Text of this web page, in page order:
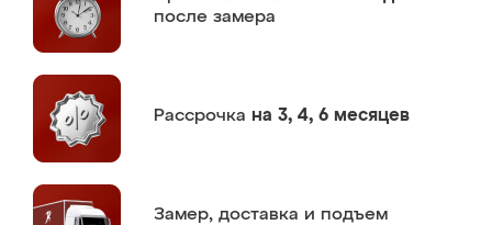
после замера
Рассрочка на 3, 4, 6 месяцев
Замер, доставка и подъем